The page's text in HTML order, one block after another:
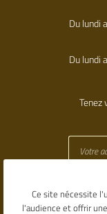
Du lundi
Du lundi
Tenez
Ce site nécessite
l'audience et offrir